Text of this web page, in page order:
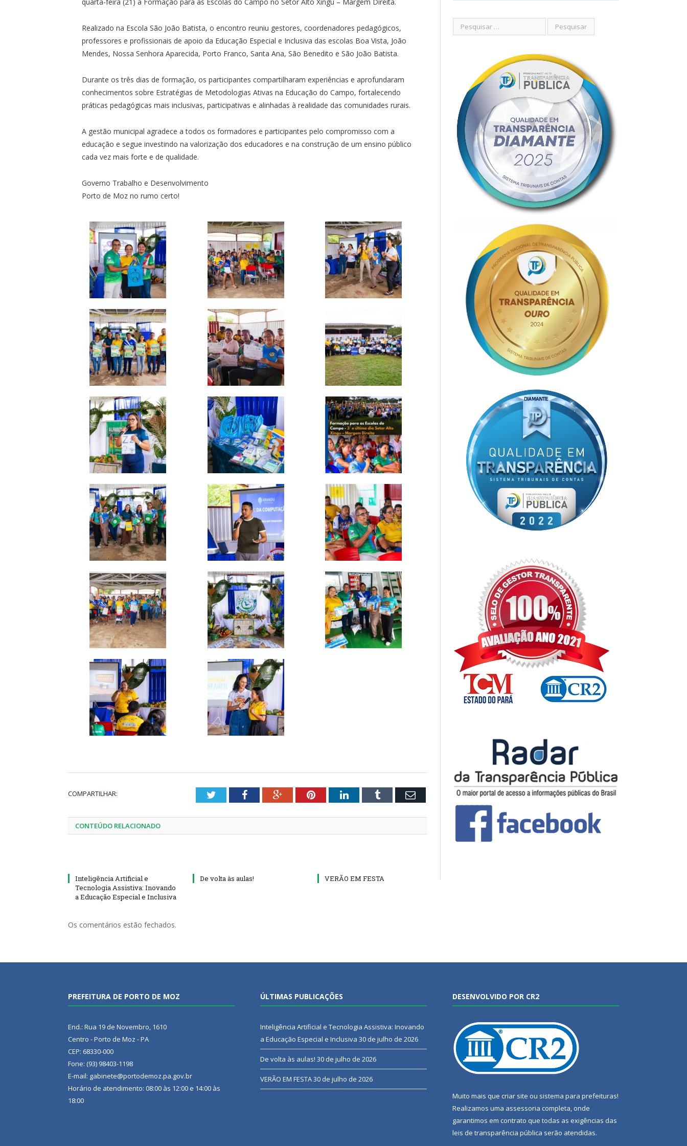
Realizado na Escola São João Batista, o encontro reuniu gestores, coordenadores pedagógicos,
professores e profissionais de apoio da Educação Especial e Inclusiva das escolas Boa Vista, João
Mendes, Nossa Senhora Aparecida, Porto Franco, Santa Ana, São Benedito e São João Batista.
Durante os três dias de formação, os participantes compartilharam experiências e aprofundaram
conhecimentos sobre Estratégias de Metodologias Ativas na Educação do Campo, fortalecendo
práticas pedagógicas mais inclusivas, participativas e alinhadas à realidade das comunidades rurais.
A gestão municipal agradece a todos os formadores e participantes pelo compromisso com a
educação e segue investindo na valorização dos educadores e na construção de um ensino público
cada vez mais forte e de qualidade.
Governo Trabalho e Desenvolvimento
Porto de Moz no rumo certo!
COMPARTILHAR: TwitterFacebookGoogle+PinterestLinkedInTumblr Email
CONTEÚDO RELACIONADO
Inteligência Artificial e
Tecnologia Assistiva: Inovando
a Educação Especial e Inclusiva
De volta às aulas! VERÃO EM FESTA
Os comentários estão fechados.
PREFEITURA DE PORTO DE MOZ
End.: Rua 19 de Novembro, 1610
Centro - Porto de Moz - PA
CEP: 68330-000
Fone: (93) 98403-1198
E-mail: gabinete@portodemoz.pa.gov.br
Horário de atendimento: 08:00 às 12:00 e 14:00 às
18:00
ÚLTIMAS PUBLICAÇÕES
Inteligência Artificial e Tecnologia Assistiva: Inovando
a Educação Especial e Inclusiva 30 de julho de 2026
De volta às aulas! 30 de julho de 2026
VERÃO EM FESTA30 de julho de 2026
DESENVOLVIDO POR CR2
Muito mais que criar site ou sistema para prefeituras!
Realizamos uma assessoria completa, onde
garantimos em contrato que todas as exigências das
leis de transparência pública serão atendidas.